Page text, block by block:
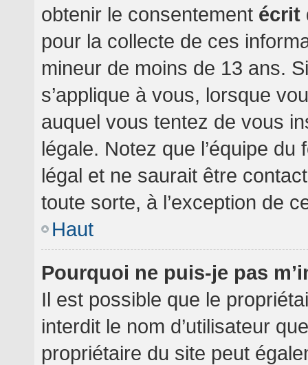
obtenir le consentement écrit
pour la collecte de ces
mineur de moins de 13 ans.
s’applique à vous, lorsque
auquel vous tentez de vous
légale. Notez que l’équipe
légal et ne saurait être
toute sorte, à l’exception de
Haut
Pourquoi ne puis-je pas
Il est possible que le
interdit le nom d’utilisateur
propriétaire du site peut